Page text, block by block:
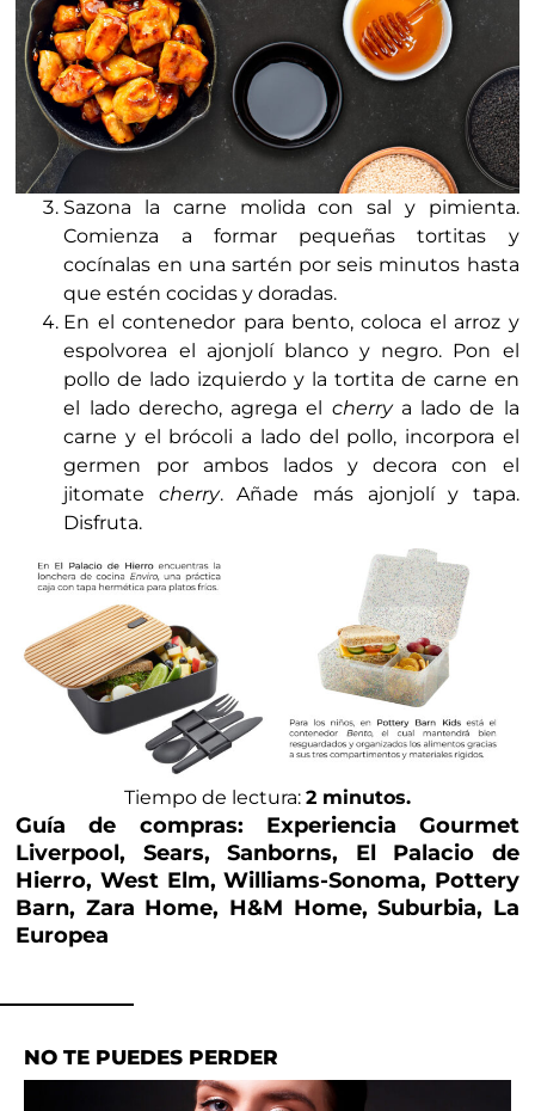
Tiempo de lectura: 2 minutos.
Sazona la carne molida con sal y pimienta.
Comienza a formar pequeñas tortitas y
cocínalas en una sartén por seis minutos hasta
que estén cocidas y doradas.
En el contenedor para bento, coloca el arroz y
espolvorea el ajonjolí blanco y negro. Pon el
pollo de lado izquierdo y la tortita de carne en
el lado derecho, agrega el cherrya lado de la
carne y el brócoli a lado del pollo, incorpora el
germen por ambos lados y decora con el
jitomate cherry. Añade más ajonjolí y tapa.
Disfruta.
Guía de compras: Experiencia Gourmet
Liverpool, Sears, Sanborns, El Palacio de
Hierro, West Elm, Williams-Sonoma, Pottery
Barn, Zara Home, H&M Home, Suburbia, La
Europea
NO TE PUEDES PERDER